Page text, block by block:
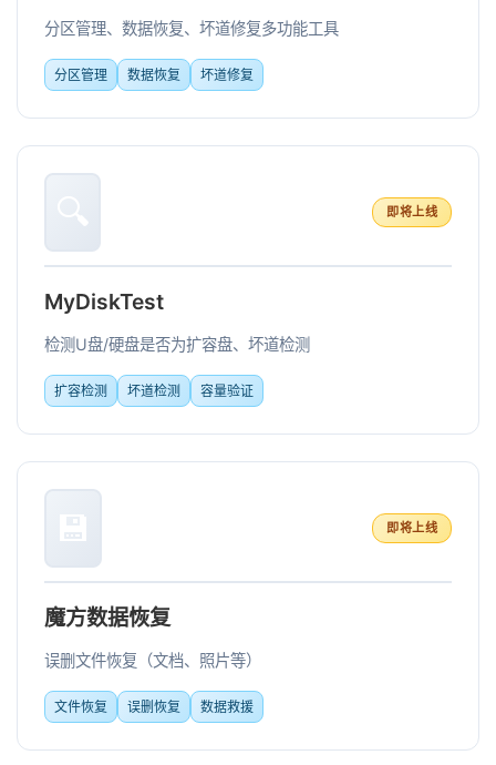
分区管理、数据恢复、坏道修复多功能工具
分区管理 数据恢复 坏道修复
🔍 即将上线
MyDiskTest
检测U盘/硬盘是否为扩容盘、坏道检测
扩容检测 坏道检测 容量验证
💾 即将上线
魔方数据恢复
误删文件恢复（文档、照片等）
文件恢复 误删恢复 数据救援